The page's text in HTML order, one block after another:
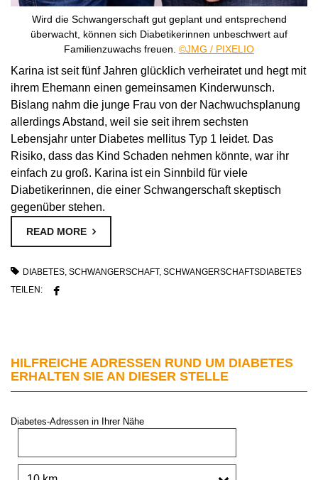
Wird die Schwangerschaft gut geplant und entsprechend
überwacht, können sich Diabetikerinnen unbeschwert auf
Familienzuwachs freuen. ©JMG / PIXELIO
Karina ist seit fünf Jahren glücklich verheiratet und hegt mit
ihrem Ehemann einen gemeinsamen Kinderwunsch.
Bislang nahm die junge Frau von der Nachwuchsplanung
allerdings Abstand, weil sie seit ihrem sechsten
Lebensjahr unter Diabetes mellitus Typ 1 leidet. Das
Risiko, dass das Kind Schaden nehmen könnte, war ihr
einfach zu groß. Karina ist ein Sinnbild für viele
Diabetikerinnen, die einer Schwangerschaft skeptisch
gegenüber stehen.
READ MORE
DIABETES, SCHWANGERSCHAFT, SCHWANGERSCHAFTSDIABETES
TEILEN:
HILFREICHE ADRESSEN RUND UM DIABETES
ERHALTEN SIE AN DIESER STELLE
Diabetes-Adressen in Ihrer Nähe